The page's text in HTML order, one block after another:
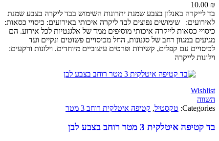
באנלון בצבע שמנת יתרונות השימוש בבד ליקרה בצבע שמנת
שימושים נפוצים לבד ליקרה איכותי באירועים: כיסויי כסאות:
כסאות לייקרה איכותי מוסיפים ממד של אלגנטיות לכל אירוע. הם
במגוון רחב של סגנונות, החל מכיסויים פשוטים ונקיים ועד
עם קפלים, קשירות ופרטים עיצוביים מיוחדים. וילונות ורקעים:
לייקרה
טקסטיל,קטיפה איטלקית רוחב 3 מטר
3 מטר רוחב בצבע לבן